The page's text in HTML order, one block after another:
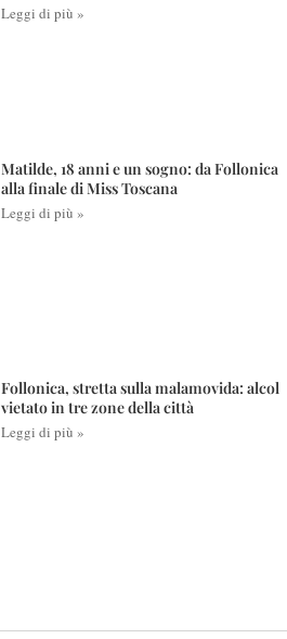
Leggi di più »
Matilde, 18 anni e un sogno: da Follonica
alla finale di Miss Toscana
Leggi di più »
Follonica, stretta sulla malamovida: alcol
vietato in tre zone della città
Leggi di più »